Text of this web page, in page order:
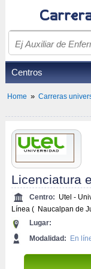
Centros
Home » Carreras
Licenciatura
Centro: Utel -
Línea ( Naucalpan de
Lugar:
Modalidad: En